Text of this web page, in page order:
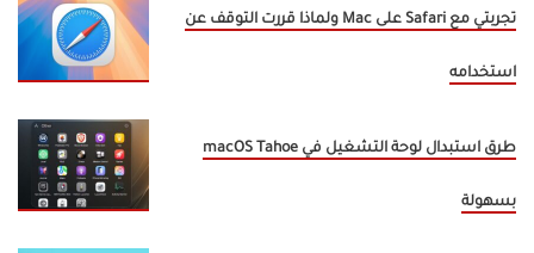
تجربتي مع Safari على Mac ولماذا قررت التوقف عن
استخدامه
طرق استبدال لوحة التشغيل في macOS Tahoe
بسهولة